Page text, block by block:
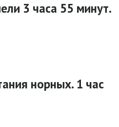
3 часа 55 минут.
норных. 1 час